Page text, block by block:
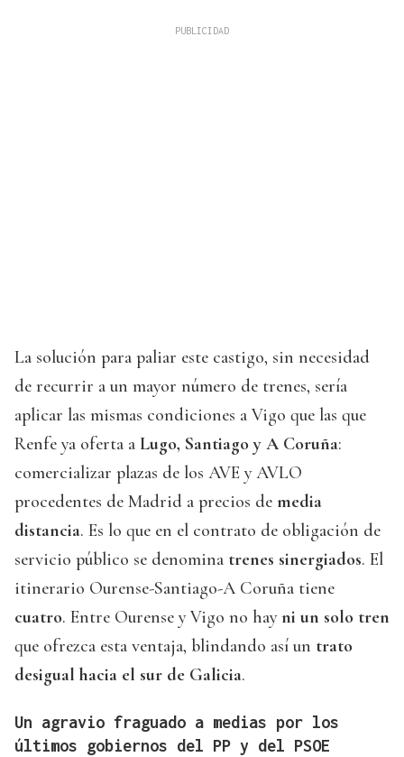
La solución para paliar este castigo, sin necesidad
de recurrir a un mayor número de trenes, sería
aplicar las mismas condiciones a Vigo que las que
Renfe ya oferta a Lugo, Santiago y A Coruña:
comercializar plazas de los AVE y AVLO
procedentes de Madrid a precios de media
distancia. Es lo que en el contrato de obligación de
servicio público se denomina trenes sinergiados. El
itinerario Ourense-Santiago-A Coruña tiene
cuatro. Entre Ourense y Vigo no hayni un solo tren
que ofrezca esta ventaja, blindando así un trato
desigual hacia el sur de Galicia.
Un agravio fraguado a medias por los
últimos gobiernos del PP y del PSOE